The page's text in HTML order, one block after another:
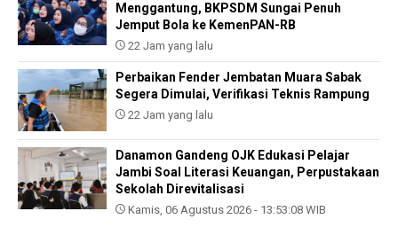
Menggantung, BKPSDM Sungai Penuh
Jemput Bola ke KemenPAN-RB
22 Jam yang lalu
Perbaikan Fender Jembatan Muara Sabak
Segera Dimulai, Verifikasi Teknis Rampung
22 Jam yang lalu
Danamon Gandeng OJK Edukasi Pelajar
Jambi Soal Literasi Keuangan, Perpustakaan
Sekolah Direvitalisasi
Kamis, 06 Agustus 2026 - 13:53:08 WIB